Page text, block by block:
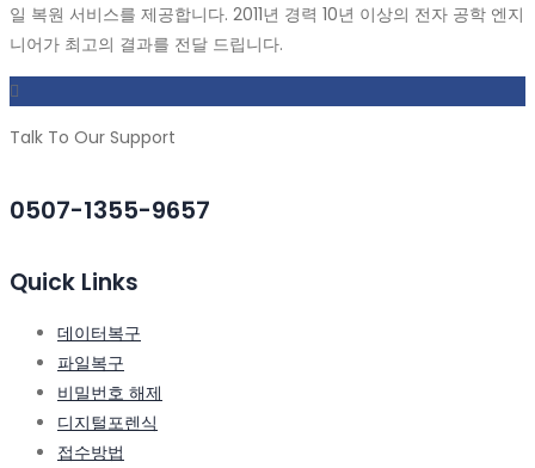
일 복원 서비스를 제공합니다. 2011년 경력 10년 이상의 전자 공학 엔지
니어가 최고의 결과를 전달 드립니다.
Talk To Our Support
0507-1355-9657
Quick Links
데이터복구
파일복구
비밀번호 해제
디지털포렌식
접수방법